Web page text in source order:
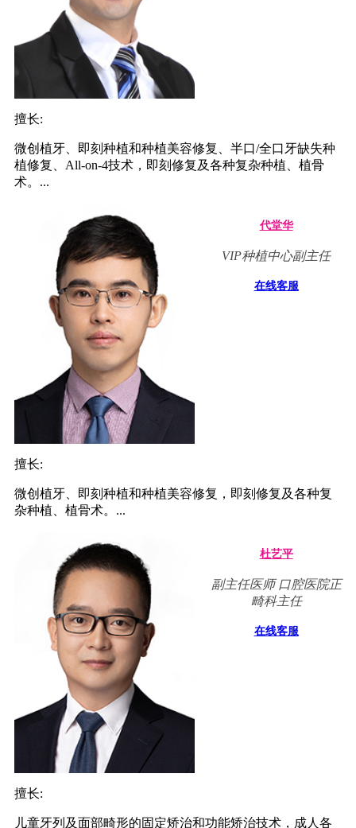
擅长:
微创植牙、即刻种植和种植美容修复、半口/全口牙缺失种
植修复、All-on-4技术，即刻修复及各种复杂种植、植骨
术。...
代堂华
VIP种植中心副主任
在线客服
擅长:
微创植牙、即刻种植和种植美容修复，即刻修复及各种复
杂种植、植骨术。...
杜艺平
副主任医师 口腔医院正
畸科主任
在线客服
擅长:
儿童牙列及面部畸形的固定矫治和功能矫治技术，成人各